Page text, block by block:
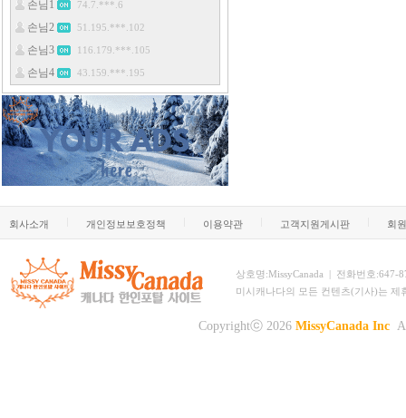
회사소개 개인정보보호정책 이용약관 고객지원게시판 회
상호명:MissyCanada | 전화번호:647-
미시캐나다의 모든 컨텐츠(기사)는
Copyrightⓒ 2026 MissyCanada Inc